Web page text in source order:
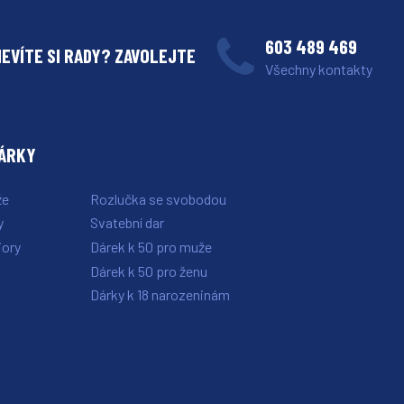
SI RADY? ZAVOLEJTE 603 489 469
Všechny kontakty
Rozlučka se svobodou
Svatební dar
Dárek k 50 pro muže
Dárek k 50 pro ženu
Dárky k 18 narozeninám